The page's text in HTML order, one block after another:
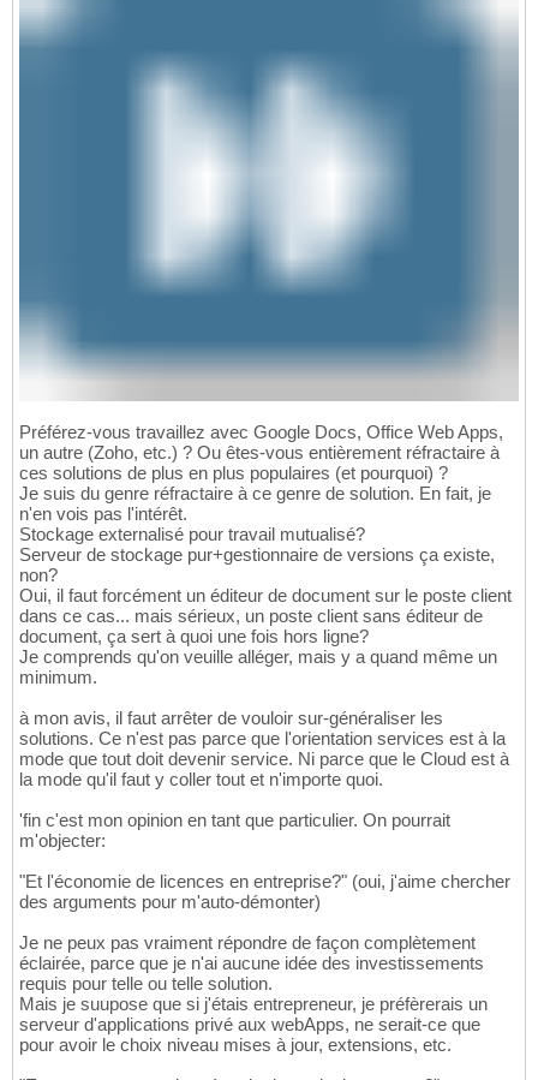
Préférez-vous travaillez avec Google Docs, Office Web Apps,
un autre (Zoho, etc.) ? Ou êtes-vous entièrement réfractaire à
ces solutions de plus en plus populaires (et pourquoi) ?
Je suis du genre réfractaire à ce genre de solution. En fait, je
n'en vois pas l'intérêt.
Stockage externalisé pour travail mutualisé?
Serveur de stockage pur+gestionnaire de versions ça existe,
non?
Oui, il faut forcément un éditeur de document sur le poste client
dans ce cas... mais sérieux, un poste client sans éditeur de
document, ça sert à quoi une fois hors ligne?
Je comprends qu'on veuille alléger, mais y a quand même un
minimum.
à mon avis, il faut arrêter de vouloir sur-généraliser les
solutions. Ce n'est pas parce que l'orientation services est à la
mode que tout doit devenir service. Ni parce que le Cloud est à
la mode qu'il faut y coller tout et n'importe quoi.
'fin c'est mon opinion en tant que particulier. On pourrait
m'objecter:
"Et l'économie de licences en entreprise?" (oui, j'aime chercher
des arguments pour m'auto-démonter)
Je ne peux pas vraiment répondre de façon complètement
éclairée, parce que je n'ai aucune idée des investissements
requis pour telle ou telle solution.
Mais je suupose que si j'étais entrepreneur, je préfèrerais un
serveur d'applications privé aux webApps, ne serait-ce que
pour avoir le choix niveau mises à jour, extensions, etc.